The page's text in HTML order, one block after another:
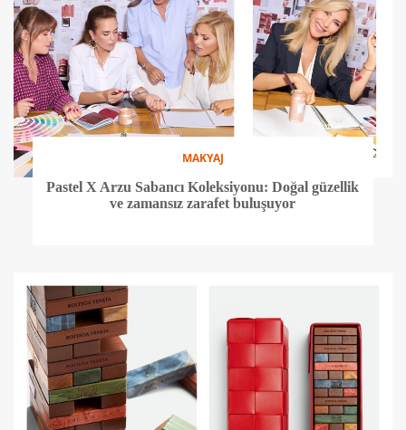
MAKYAJ
Pastel X Arzu Sabancı Koleksiyonu: Doğal güzellik
ve zamansız zarafet buluşuyor